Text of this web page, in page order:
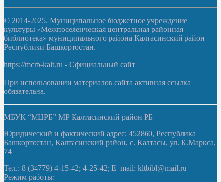
© 2014-2025. Муниципальное бюджетное учреждение
культуры «Межпоселенческая центральная районная
библиотека» муниципального района Калтасинский район
Республики Башкортостан.
https://mcrb-kalt.ru - Официальный сайт
При использовании материалов сайта активная ссылка
обязательна.
МБУК “МЦРБ” МР Калтасинский район РБ
Юридический и фактический адрес: 452860, Республика
Башкортостан, Калтасинский район, с. Калтасы, ул. К.Маркса,
74
Тел.: 8 (34779) 4-15-42; 4-25-42; E–mail: kltbibl@mail.ru
Режим работы: